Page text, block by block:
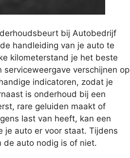
bij Autobedrijf
handleiding van je auto te
kilometerstand je het beste
verschijnen op
indicatoren, zodat je
is onderhoud bij een
rare geluiden maakt of
last van heeft, kan een
je auto er voor staat. Tijdens
de auto nodig is of niet.